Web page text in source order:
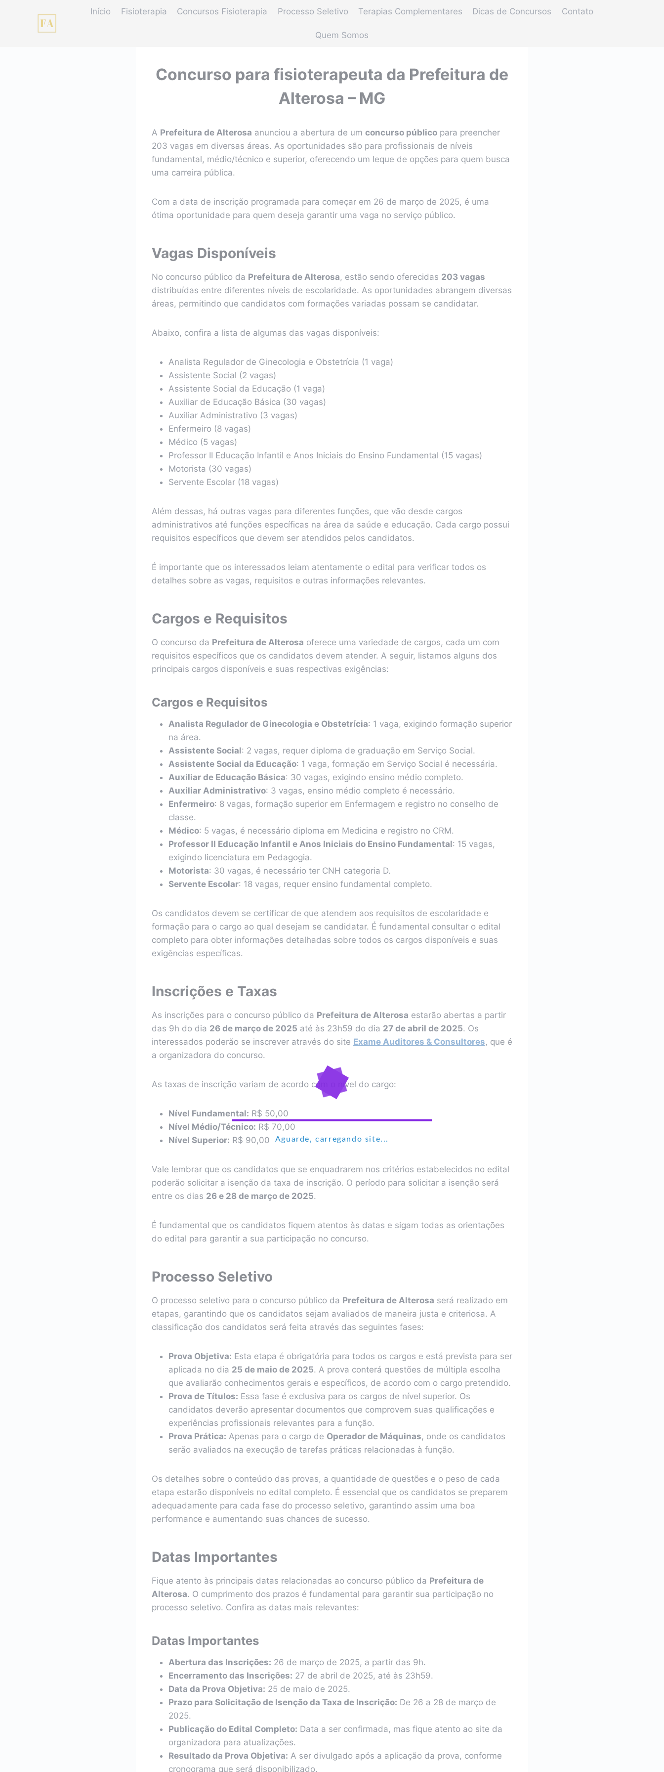
Aguarde, carregando site...
Início Fisioterapia Concursos Fisioterapia Processo Seletivo Terapias Complementares Dicas de Concursos Contato
Quem Somos
Concurso para fisioterapeuta da Prefeitura de
Alterosa – MG
A Prefeitura de Alterosa anunciou a abertura de um concurso público para preencher
203 vagas em diversas áreas. As oportunidades são para profissionais de níveis
fundamental, médio/técnico e superior, oferecendo um leque de opções para quem busca
uma carreira pública.
Com a data de inscrição programada para começar em 26 de março de 2025, é uma
ótima oportunidade para quem deseja garantir uma vaga no serviço público.
Vagas Disponíveis
No concurso público da Prefeitura de Alterosa, estão sendo oferecidas 203 vagas
distribuídas entre diferentes níveis de escolaridade. As oportunidades abrangem diversas
áreas, permitindo que candidatos com formações variadas possam se candidatar.
Abaixo, confira a lista de algumas das vagas disponíveis:
Analista Regulador de Ginecologia e Obstetrícia (1 vaga)
Assistente Social (2 vagas)
Assistente Social da Educação (1 vaga)
Auxiliar de Educação Básica (30 vagas)
Auxiliar Administrativo (3 vagas)
Enfermeiro (8 vagas)
Médico (5 vagas)
Professor II Educação Infantil e Anos Iniciais do Ensino Fundamental (15 vagas)
Motorista (30 vagas)
Servente Escolar (18 vagas)
Além dessas, há outras vagas para diferentes funções, que vão desde cargos
administrativos até funções específicas na área da saúde e educação. Cada cargo possui
requisitos específicos que devem ser atendidos pelos candidatos.
É importante que os interessados leiam atentamente o edital para verificar todos os
detalhes sobre as vagas, requisitos e outras informações relevantes.
Cargos e Requisitos
O concurso da Prefeitura de Alterosa oferece uma variedade de cargos, cada um com
requisitos específicos que os candidatos devem atender. A seguir, listamos alguns dos
principais cargos disponíveis e suas respectivas exigências:
Cargos e Requisitos
Analista Regulador de Ginecologia e Obstetrícia: 1 vaga, exigindo formação superior
na área.
Assistente Social: 2 vagas, requer diploma de graduação em Serviço Social.
Assistente Social da Educação: 1 vaga, formação em Serviço Social é necessária.
Auxiliar de Educação Básica: 30 vagas, exigindo ensino médio completo.
Auxiliar Administrativo: 3 vagas, ensino médio completo é necessário.
Enfermeiro: 8 vagas, formação superior em Enfermagem e registro no conselho de
classe.
Médico: 5 vagas, é necessário diploma em Medicina e registro no CRM.
Professor II Educação Infantil e Anos Iniciais do Ensino Fundamental: 15 vagas,
exigindo licenciatura em Pedagogia.
Motorista: 30 vagas, é necessário ter CNH categoria D.
Servente Escolar: 18 vagas, requer ensino fundamental completo.
Os candidatos devem se certificar de que atendem aos requisitos de escolaridade e
formação para o cargo ao qual desejam se candidatar. É fundamental consultar o edital
completo para obter informações detalhadas sobre todos os cargos disponíveis e suas
exigências específicas.
Inscrições e Taxas
As inscrições para o concurso público da Prefeitura de Alterosa estarão abertas a partir
das 9h do dia 26 de março de 2025 até às 23h59 do dia 27 de abril de 2025. Os
interessados poderão se inscrever através do site Exame Auditores & Consultores, que é
a organizadora do concurso.
As taxas de inscrição variam de acordo com o nível do cargo:
Nível Fundamental: R$ 50,00
Nível Médio/Técnico: R$ 70,00
Nível Superior: R$ 90,00
Vale lembrar que os candidatos que se enquadrarem nos critérios estabelecidos no edital
poderão solicitar a isenção da taxa de inscrição. O período para solicitar a isenção será
entre os dias 26 e 28 de março de 2025.
É fundamental que os candidatos fiquem atentos às datas e sigam todas as orientações
do edital para garantir a sua participação no concurso.
Processo Seletivo
O processo seletivo para o concurso público da Prefeitura de Alterosa será realizado em
etapas, garantindo que os candidatos sejam avaliados de maneira justa e criteriosa. A
classificação dos candidatos será feita através das seguintes fases:
Prova Objetiva: Esta etapa é obrigatória para todos os cargos e está prevista para ser
aplicada no dia 25 de maio de 2025. A prova conterá questões de múltipla escolha
que avaliarão conhecimentos gerais e específicos, de acordo com o cargo pretendido.
Prova de Títulos: Essa fase é exclusiva para os cargos de nível superior. Os
candidatos deverão apresentar documentos que comprovem suas qualificações e
experiências profissionais relevantes para a função.
Prova Prática: Apenas para o cargo de Operador de Máquinas, onde os candidatos
serão avaliados na execução de tarefas práticas relacionadas à função.
Os detalhes sobre o conteúdo das provas, a quantidade de questões e o peso de cada
etapa estarão disponíveis no edital completo. É essencial que os candidatos se preparem
adequadamente para cada fase do processo seletivo, garantindo assim uma boa
performance e aumentando suas chances de sucesso.
Datas Importantes
Fique atento às principais datas relacionadas ao concurso público da Prefeitura de
Alterosa. O cumprimento dos prazos é fundamental para garantir sua participação no
processo seletivo. Confira as datas mais relevantes:
Datas Importantes
Abertura das Inscrições: 26 de março de 2025, a partir das 9h.
Encerramento das Inscrições: 27 de abril de 2025, até às 23h59.
Data da Prova Objetiva: 25 de maio de 2025.
Prazo para Solicitação de Isenção da Taxa de Inscrição: De 26 a 28 de março de
2025.
Publicação do Edital Completo: Data a ser confirmada, mas fique atento ao site da
organizadora para atualizações.
Resultado da Prova Objetiva: A ser divulgado após a aplicação da prova, conforme
cronograma que será disponibilizado.